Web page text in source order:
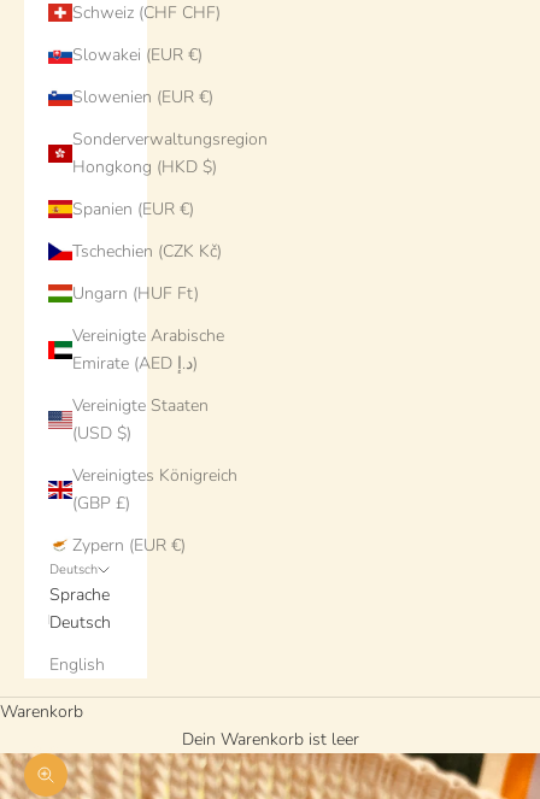
Schweiz (CHF CHF)
Slowakei (EUR €)
Slowenien (EUR €)
Sonderverwaltungsregion
Hongkong (HKD $)
Spanien (EUR €)
Tschechien (CZK Kč)
Ungarn (HUF Ft)
Vereinigte Arabische
Emirate (AED د.إ)
Vereinigte Staaten
(USD $)
Vereinigtes Königreich
(GBP £)
Zypern (EUR €)
Deutsch
Sprache
Deutsch
English
Warenkorb
Dein Warenkorb ist leer
Bild vergrößern